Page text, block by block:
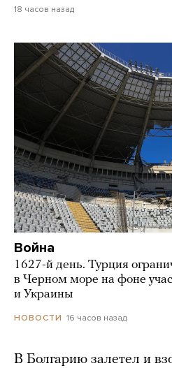
18 часов назад
Война
1627-й день. Турция
в Черном море на фоне
и Украины
НОВОСТИ 16 часов назад
В Болгарию залетел и